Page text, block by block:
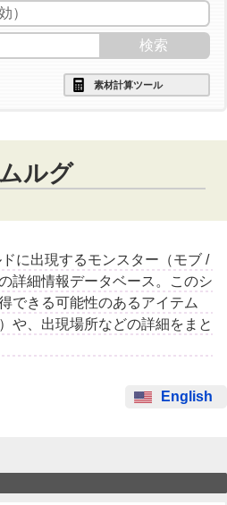
素材計算ツール
ルグ
に出現するモンスター（モブ /
詳細情報データベース。このシ
できる可能性のあるアイテム
や、出現場所などの詳細をまと
English